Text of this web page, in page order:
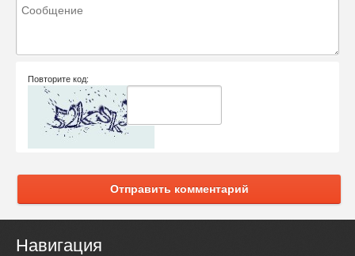
Повторите код:
Отправить комментарий
Навигация